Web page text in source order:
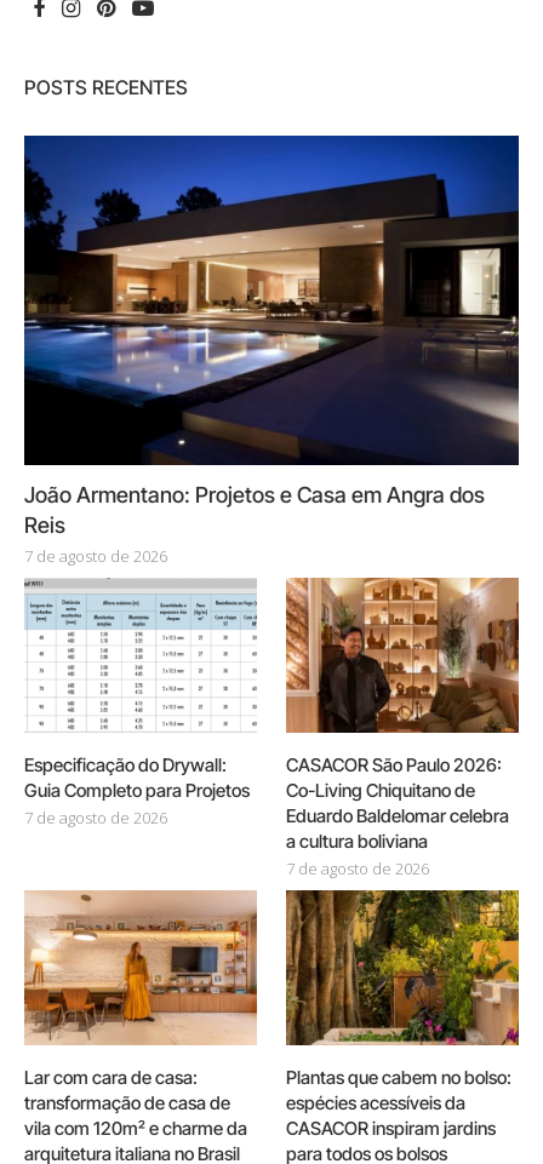
POSTS RECENTES
João Armentano: Projetos e Casa em Angra dos
Reis
7 de agosto de 2026
Especificação do Drywall:
Guia Completo para Projetos
7 de agosto de 2026
CASACOR São Paulo 2026:
Co-Living Chiquitano de
Eduardo Baldelomar celebra
a cultura boliviana
7 de agosto de 2026
Lar com cara de casa:
transformação de casa de
vila com 120m² e charme da
arquitetura italiana no Brasil
Plantas que cabem no bolso:
espécies acessíveis da
CASACOR inspiram jardins
para todos os bolsos